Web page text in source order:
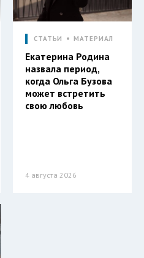
СТАТЬИ МАТЕРИАЛ
Екатерина Родина
назвала период,
когда Ольга Бузова
может встретить
свою любовь
4 августа 2026